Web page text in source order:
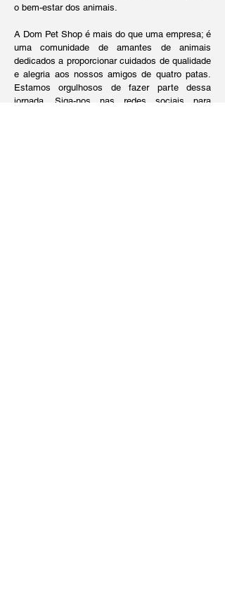
o bem-estar dos animais.
A Dom Pet Shop é mais do que uma empresa; é
uma comunidade de amantes de animais
dedicados a proporcionar cuidados de qualidade
e alegria aos nossos amigos de quatro patas.
Estamos orgulhosos de fazer parte dessa
jornada. Siga-nos nas redes sociais para